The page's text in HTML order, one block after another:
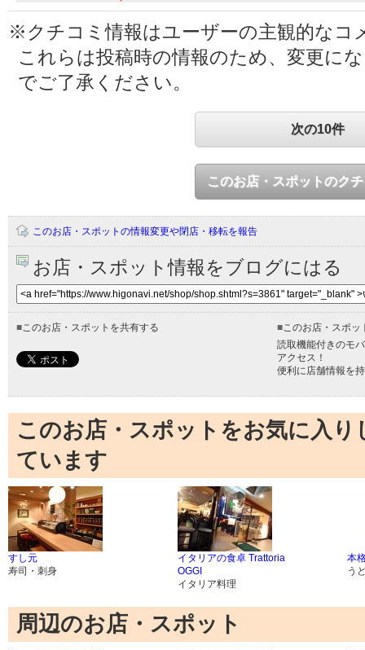
※クチコミ情報はユーザーの主観的なコ
これらは投稿時の情報のため、変更に
でご了承ください。
次の10件
このお店・スポットのク
このお店・スポットの情報変更や閉店・移転を報告
お店・スポット情報をブログにはる
■このお店・スポットを共有する ■このお店・スポッ
読取機能付きのモ
アクセス！
便利に店舗情報を
このお店・スポットをお気に入
ています
すし元
寿司・刺身
イタリアの食卓 Trattoria
OGGI
イタリア料理
本
う
周辺のお店・スポット